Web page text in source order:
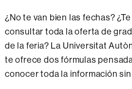
¿No te van bien las fechas?
consultar toda la oferta de
de la feria? La Universitat
te ofrece dos fórmulas
conocer toda la información